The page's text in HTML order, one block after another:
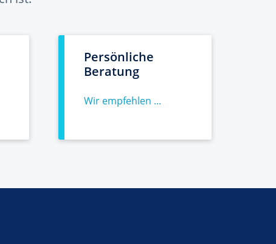
Persönliche
Beratung
Wir empfehlen ...